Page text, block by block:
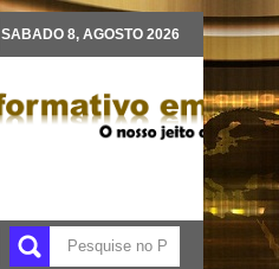
SABADO 8, AGOSTO 2026